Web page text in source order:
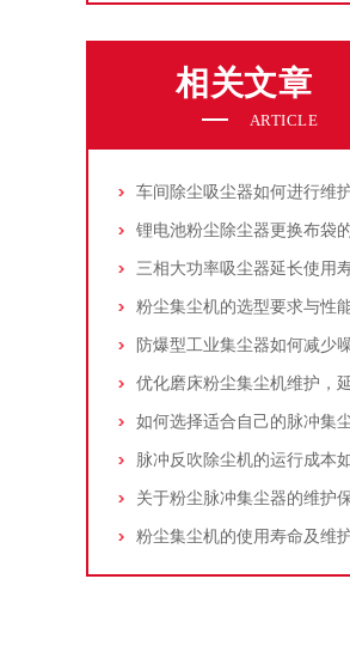
相关文章
ARTICLE
粉尘集尘机的选型要求与性
如何选择适合自己的脉冲集
粉尘集尘机的使用寿命及维